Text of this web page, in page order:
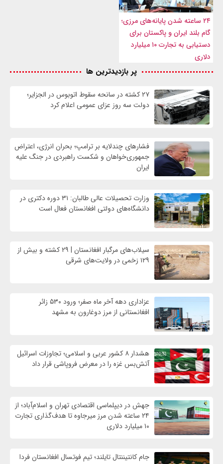
۲۴ ساعته شدن پایانه‌های مرزی؛
گام بلند ایران و پاکستان برای
دستیابی به تجارت ۱۰ میلیارد
دلاری
پر بازدیدترین ها
۲۷ کشته در سانحه سقوط اتوبوس در الجزایر؛
دولت سه روز عزای عمومی اعلام کرد
فشارهای چندلایه بر ترامپ؛ بحران انرژی، اعتراض
جمهوری‌خواهان و شکست راهبردی در جنگ علیه
ایران
وزارت تحصیلات عالی طالبان: ۳۱ دوره دکتری در
دانشگاه‌های دولتی افغانستان فعال است
سیلاب‌های مرگبار افغانستان | ۲۹ کشته و بیش از
۱۲۹ زخمی در ولایت‌های شرقی
عزاداری دهه آخر ماه صفر؛ ورود ۵۳۰ زائر
افغانستانی از مرز دوغارون به مشهد
هشدار ۸ کشور عربی و اسلامی؛ تجاوزات اسرائیل
آتش‌بس غزه را در معرض فروپاشی قرار داد
جهش در دیپلماسی اقتصادی تهران و اسلام‌آباد؛ از
۲۴ ساعته شدن مرز میرجاوه تا هدف‌گذاری تجارت
۱۰ میلیارد دلاری
جام کانتیننتال تایلند؛ تیم فوتسال افغانستان فردا